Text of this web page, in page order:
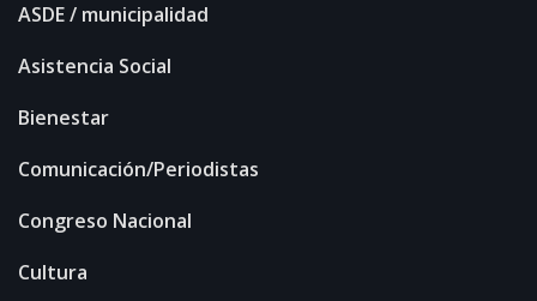
ASDE / municipalidad
Asistencia Social
Bienestar
Comunicación/Periodistas
Congreso Nacional
Cultura